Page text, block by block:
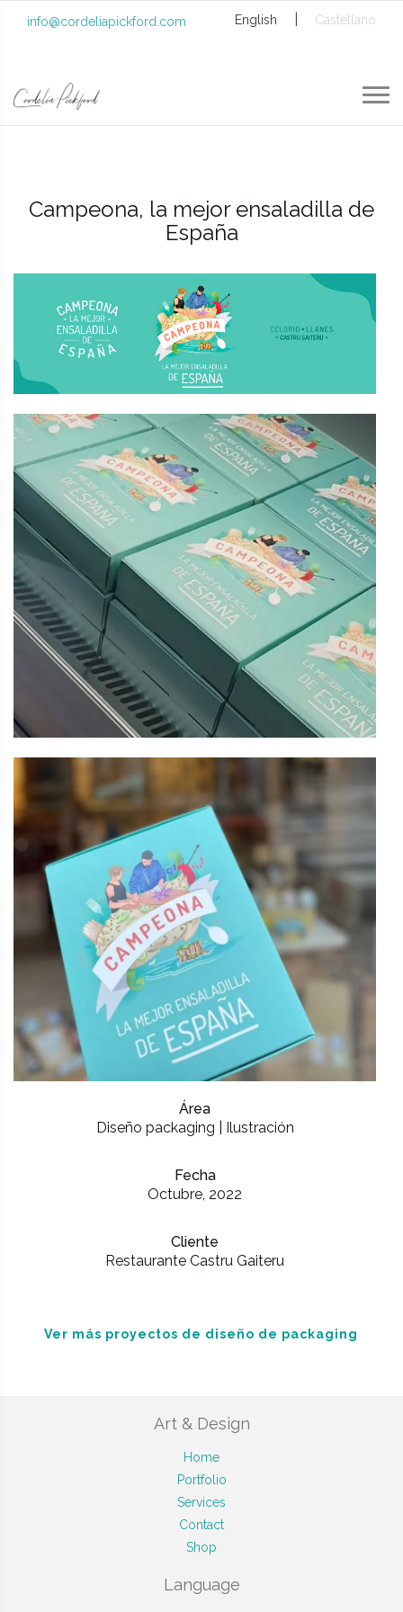
info@cordeliapickford.com English Castellano
Campeona, la mejor ensaladilla de
España
Área
Diseño packaging | Ilustración
Fecha
Octubre, 2022
Cliente
Restaurante Castru Gaiteru
Ver más proyectos de diseño de packaging
Art & Design
Home
Portfolio
Services
Contact
Shop
Language